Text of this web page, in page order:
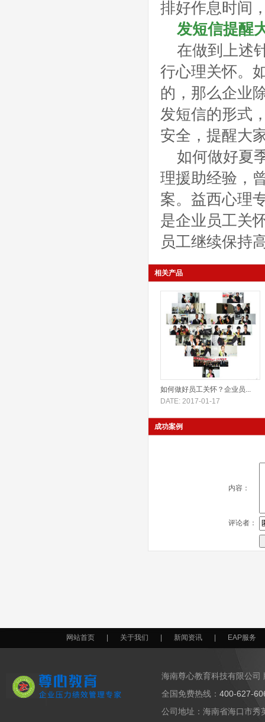
排好作息时间
发短信提醒
在做到上述
行心理关怀。
的，那么企业
发短信的形式
安全，提醒大
如何做好夏
理援助经验，
案。益西心理
是企业员工关
员工继续保持
相关产品
如何做好员工关怀？企业员...
DATE: 2017-01-17
成功案例
内容：
评论者：
网站首页 关于我们 新闻资讯 EAP服务
海南尊心教育科技有限公司
全国免费热线：400-627-
公司地址：海南省海口市